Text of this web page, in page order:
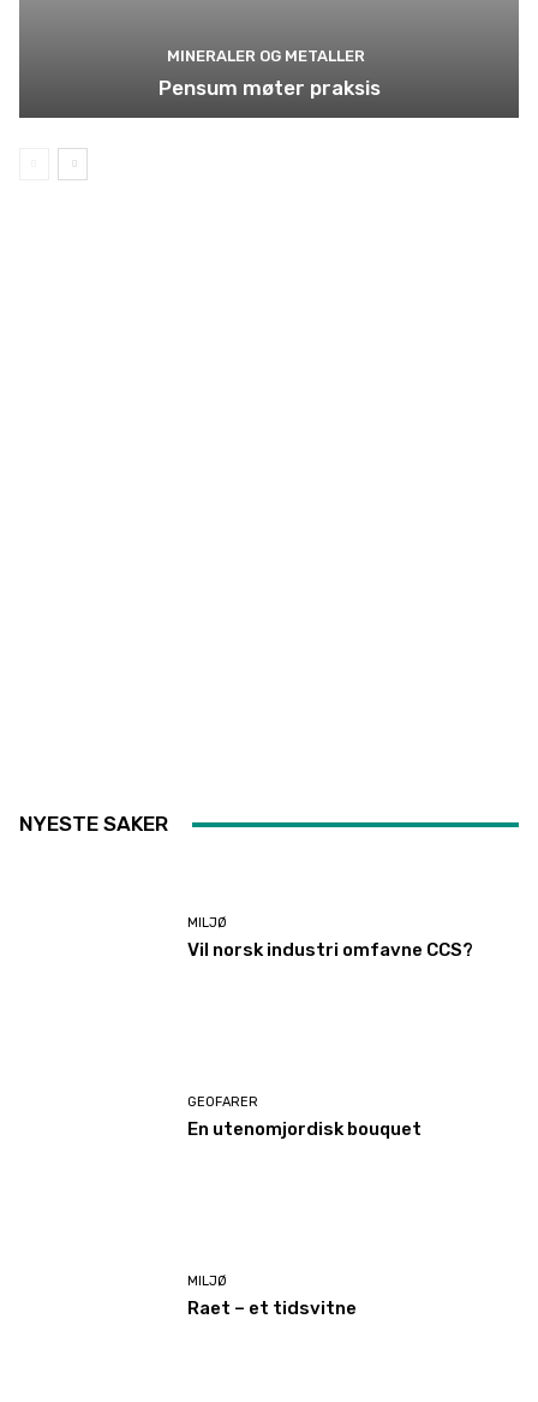
MINERALER OG METALLER
Pensum møter praksis
NYESTE SAKER
MILJØ
Vil norsk industri omfavne CCS?
GEOFARER
En utenomjordisk bouquet
MILJØ
Raet – et tidsvitne